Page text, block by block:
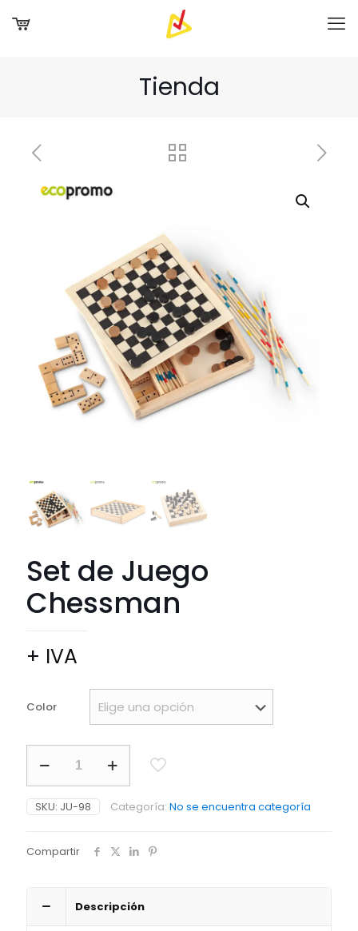
Tienda
Set de Juego
Chessman
+ IVA
Color
Juego
Chessman
cantidad
SKU: JU-98 Categoría: No se encuentra categoría
Compartir
Descripción